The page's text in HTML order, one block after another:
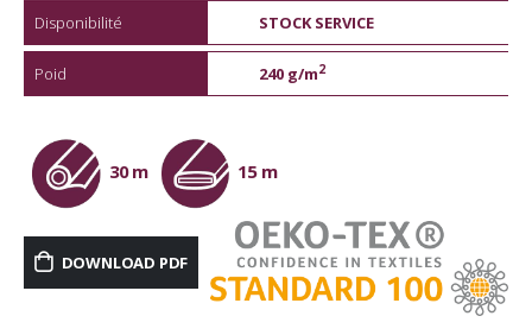
Disponibilité STOCK SERVICE
Poid 240 g/m2
30 m 15 m
DOWNLOAD PDF